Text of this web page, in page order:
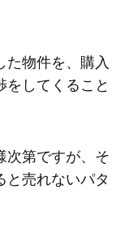
物件を、購入
してくること
次第ですが、そ
と売れないパタ